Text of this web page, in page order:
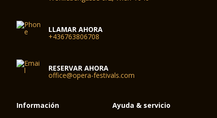
LLAMAR AHORA
+436763806708
RESERVAR AHORA
office@opera-festivals.com
Información Ayuda & servicio